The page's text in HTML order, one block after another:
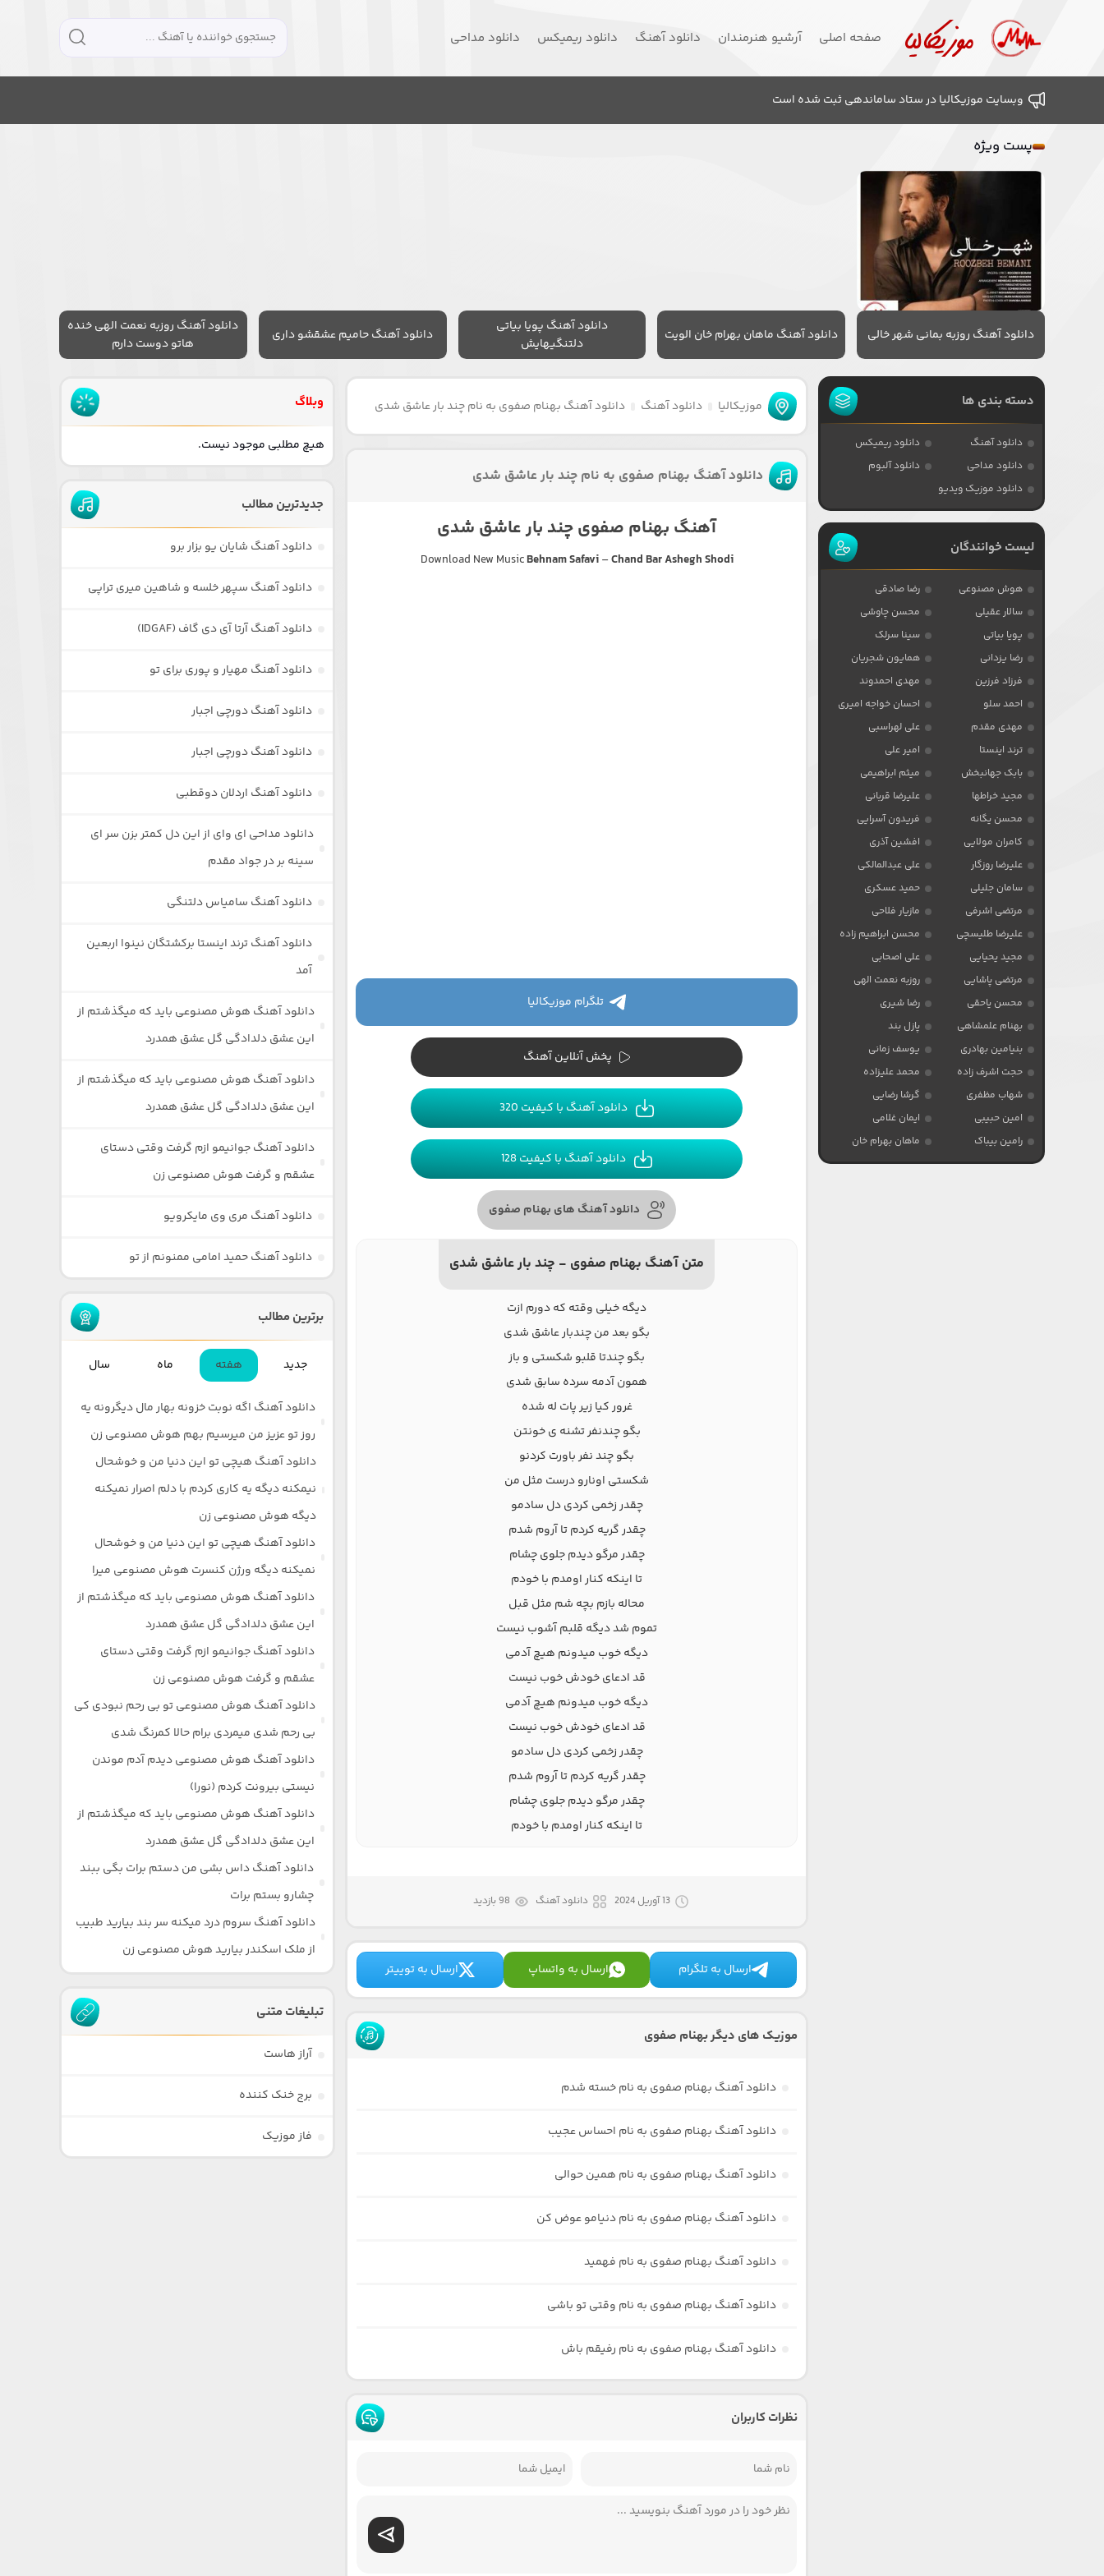
صفحه اصلی آرشیو هنرمندان دانلود آهنگ دانلود ریمیکس دانلود مداحی
وبسایت موزیکالیا در ستاد ساماندهی ثبت شده است
پست ویژه
دانلود آهنگ روزبه بمانی شهر خالی دانلود آهنگ ماهان بهرام خان الویت
دانلود آهنگ پویا بیاتی
دلتنگیهایش
دانلود آهنگ حامیم عشقشو داری
دانلود آهنگ روزبه نعمت الهی خنده
هاتو دوست دارم
موزیکالیا دانلود آهنگ دانلود آهنگ بهنام صفوی به نام چند بار عاشق شدی
دانلود آهنگ بهنام صفوی به نام چند بار عاشق شدی
آهنگ بهنام صفوی چند بار عاشق شدی
Download New MusicBehnam Safavi–Chand Bar Ashegh Shodi
تلگرام موزیکالیا
پخش آنلاین آهنگ
دانلود آهنگ با کیفیت 320
دانلود آهنگ با کیفیت 128
دانلود آهنگ های بهنام صفوی
متن آهنگ بهنام صفوی - چند بار عاشق شدی
دیگه خیلی وقته که دورم ازت
بگو بعد من چندبار عاشق شدی
بگو چندتا قلبو شکستی و باز
همون آدمه سرده سابق شدی
غرور کیا زیر پات له شده
بگو چندنفر تشنه ی خونتن
بگو چند نفر باورت کردنو
شکستی اونارو درست مثل من
چقدر زخمی کردی دل سادمو
چقدر گریه کردم تا آروم شدم
چقدر مرگو دیدم جلوی چشام
تا اینکه کنار اومدم با خودم
محاله بازم بچه شم مثل قبل
تموم شد دیگه قلبم آشوب نیست
دیگه خوب میدونم هیچ آدمی
قد ادعای خودش خوب نیست
دیگه خوب میدونم هیچ آدمی
قد ادعای خودش خوب نیست
چقدر زخمی کردی دل سادمو
چقدر گریه کردم تا آروم شدم
چقدر مرگو دیدم جلوی چشام
تا اینکه کنار اومدم با خودم
13 آوریل 2024 دانلود آهنگ 98 بازدید
ارسال به تلگرام ارسال به واتساپ ارسال به توییتر
موزیک های دیگر بهنام صفوی
دانلود آهنگ بهنام صفوی به نام خسته شدم
دانلود آهنگ بهنام صفوی به نام احساس عجیب
دانلود آهنگ بهنام صفوی به نام همین حوالی
دانلود آهنگ بهنام صفوی به نام دنیامو عوض کن
دانلود آهنگ بهنام صفوی به نام فهمید
دانلود آهنگ بهنام صفوی به نام وقتی تو باشی
دانلود آهنگ بهنام صفوی به نام رفیقم باش
نظرات کاربران
دسته بندی ها
دانلود آهنگ
دانلود ریمیکس
دانلود مداحی
دانلود آلبوم
دانلود موزیک ویدیو
لیست خوانندگان
هوش مصنوعی
رضا صادقی
سالار عقیلی
محسن چاوشی
پویا بیاتی
سینا سرلک
رضا یزدانی
همایون شجریان
فرزاد فرزین
مهدی احمدوند
احمد سلو
احسان خواجه امیری
مهدی مقدم
علی لهراسبی
ترند اینستا
امیر علی
بابک جهانبخش
میثم ابراهیمی
مجید خراطها
علیرضا قربانی
محسن یگانه
فریدون آسرایی
کامران مولایی
افشین آذری
علیرضا روزگار
علی عبدالمالکی
سامان جلیلی
حمید عسکری
مرتضی اشرفی
مازیار فلاحی
علیرضا طلیسچی
محسن ابراهیم زاده
مجید یحیایی
علی اصحابی
مرتضی پاشایی
روزبه نعمت الهی
محسن یاحقی
رضا شیری
بهنام علمشاهی
پازل بند
بنیامین بهادری
یوسف زمانی
حجت اشرف زاده
محمد علیزاده
شهاب مظفری
گرشا رضایی
امین حبیبی
ایمان غلامی
رامین بیباک
ماهان بهرام خان
وبلاگ
هیچ مطلبی موجود نیست.
جدیدترین مطالب
دانلود آهنگ شایان یو بزار برو
دانلود آهنگ سپهر خلسه و شاهین میری تراپی
دانلود آهنگ آرتا آی دی گاف (IDGAF)
دانلود آهنگ مهیار و پوری برای تو
دانلود آهنگ دورچی اجبار
دانلود آهنگ دورچی اجبار
دانلود آهنگ اردلان دوقطبی
دانلود مداحی ای وای از این دل کمتر بزن سر ای
سینه بر در جواد مقدم
دانلود آهنگ سامیاس دلتنگی
دانلود آهنگ ترند اینستا برکشتگان نینوا اربعین
آمد
دانلود آهنگ هوش مصنوعی باید که میگذشتم از
این عشق دلدادگی گل عشق همدرد
دانلود آهنگ هوش مصنوعی باید که میگذشتم از
این عشق دلدادگی گل عشق همدرد
دانلود آهنگ جوانیمو ازم گرفت وقتی دستای
عشقم و گرفت هوش مصنوعی زن
دانلود آهنگ مری وی مایکرویو
دانلود آهنگ حمید امامی ممنونم از تو
برترین مطالب
جدید هفته ماه سال
دانلود آهنگ اگه نوبت خزونه بهار مال دیگرونه یه
روز تو عزیز من میرسیم بهم هوش مصنوعی زن
دانلود آهنگ هیچی تو این دنیا من و خوشحال
نیمکنه دیگه یه کاری کردم با دلم اصرار نمیکنه
دیگه هوش مصنوعی زن
دانلود آهنگ هیچی تو این دنیا من و خوشحال
نمیکنه دیگه ورژن کنسرت هوش مصنوعی میرا
دانلود آهنگ هوش مصنوعی باید که میگذشتم از
این عشق دلدادگی گل عشق همدرد
دانلود آهنگ جوانیمو ازم گرفت وقتی دستای
عشقم و گرفت هوش مصنوعی زن
دانلود آهنگ هوش مصنوعی تو بی رحم نبودی کی
بی رحم شدی میمردی برام حالا کمرنگ شدی
دانلود آهنگ هوش مصنوعی دیدم آدم موندن
نیستی بیرونت کردم (نورا)
دانلود آهنگ هوش مصنوعی باید که میگذشتم از
این عشق دلدادگی گل عشق همدرد
دانلود آهنگ داس بشی من دستم برات بگی ببند
چشارو بستم برات
دانلود آهنگ سروم درد میکنه سر بند بیارید طبیب
از ملک اسکندر بیارید هوش مصنوعی زن
تبلیغات متنی
آراز هاست
برج خنک کننده
فاز موزیک